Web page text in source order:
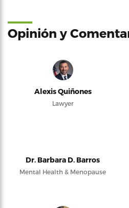
Opinión y
Alexis Quiñones
Lawyer
Dr. Barbara D. Barros
Mental Health & Menopause